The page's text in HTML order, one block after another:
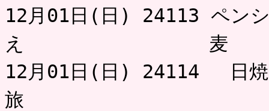
12月01日(日) 24113 ペンシ
え 麦
12月01日(日) 24114 日焼
旅 た